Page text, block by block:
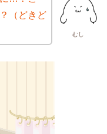
むし
（どきど